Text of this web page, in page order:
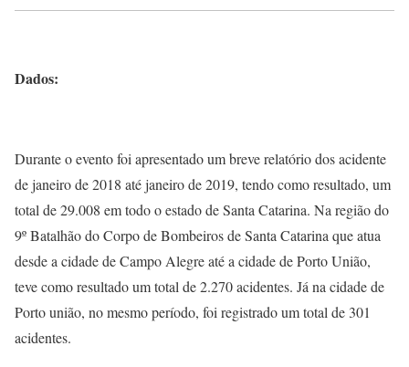
Dados:
Durante o evento foi apresentado um breve relatório dos acidente
de janeiro de 2018 até janeiro de 2019, tendo como resultado, um
total de 29.008 em todo o estado de Santa Catarina. Na região do
9º Batalhão do Corpo de Bombeiros de Santa Catarina que atua
desde a cidade de Campo Alegre até a cidade de Porto União,
teve como resultado um total de 2.270 acidentes. Já na cidade de
Porto união, no mesmo período, foi registrado um total de 301
acidentes.